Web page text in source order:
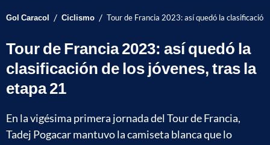
Gol Caracol / Ciclismo / Tour de Francia 2023: así quedó la
Tour de Francia 2023: así quedó la
clasificación de los jóvenes, tras la
etapa 21
En la vigésima primera jornada del Tour de Francia,
Tadej Pogacar mantuvo la camiseta blanca que lo